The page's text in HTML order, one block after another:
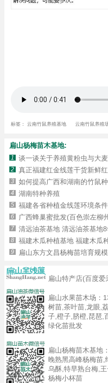
标签： 云南竹鼠养殖基地 云南竹鼠养殖
扁山杨梅苗木基地:
1 谈一谈关于养殖黄粉虫与大
2 真正福建红金线莲干货新鲜
3 如何提高广西和湖南的竹鼠
4 湖南特种养殖
5 福建各省种植金线莲环境条
6 广西蜂巢蜜批发(百色崇左柳
7 清远油茶基地 清远油茶基地
8 福建木瓜种植基地 福建木瓜
9 扁山东方文昌杨梅苗培育规
扁山特产店(百度爱
扁山水果苗木场：
树苗,茶叶苗,龙眼,
子,橙子,脐橙,琵琶,
绿化苗批发
扁山杨梅苗木基地：
晚熟黑高峰杨梅苗,
乌酥,特早熟台梅,
杨梅小杯苗